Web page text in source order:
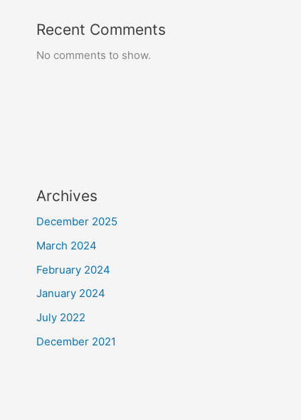
Recent Comments
No comments to show.
Archives
December 2025
March 2024
February 2024
January 2024
July 2022
December 2021